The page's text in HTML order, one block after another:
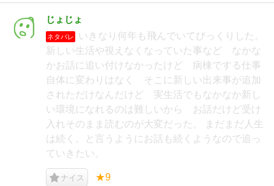
じょじょ
ネタバレ
いきなり何年も飛んでいてびっくりした。
新しい生活や視えなくなっていた事など なかな
かお話に追い付けなかったけど 病棟でする仕事
自体に変わりはなく そこに新しい出来事が追加
されただけなんだけど 実生活でもなかなか新し
い環境になれるのは難しいから お話だけど受け
入れそのまま読むのが大変だった。 まだまだ人生
は続く。と言うようにお話も続くようなので追っ
ていきたい。
ナイス ★9